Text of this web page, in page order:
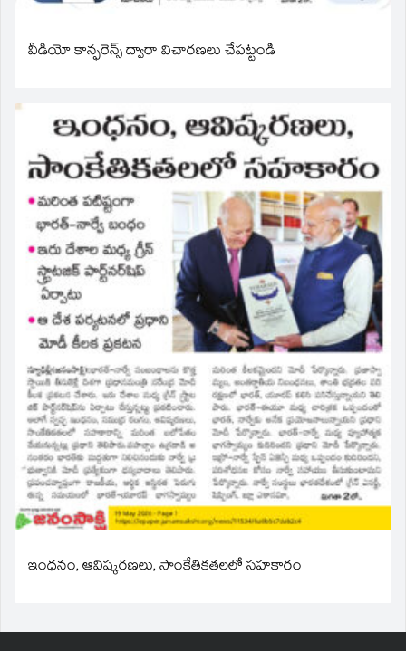
వీడియో కాన్ఫరెన్స్ ద్వారా విచారణలు చేపట్టండి
ఇంధనం, ఆవిష్కరణలు, సాంకేతికతలలో సహకారం